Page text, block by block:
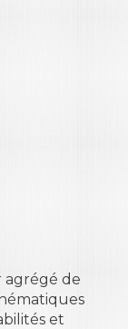
agrégé de
et